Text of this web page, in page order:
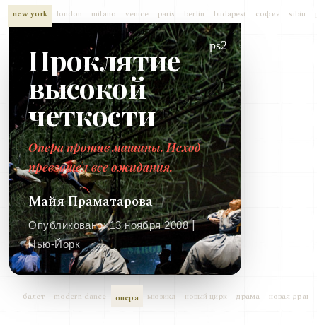
new york london milano venice paris berlin budapest софия sibiu
ps2
Проклятие
высокой
четкости
Майя Праматарова
Опубликовано:13 ноября 2008|
Нью-Йорк
Опера против машины. Исход
превзошел все ожидания.
балет modern dance опера мюзикл новый цирк драма новая драма